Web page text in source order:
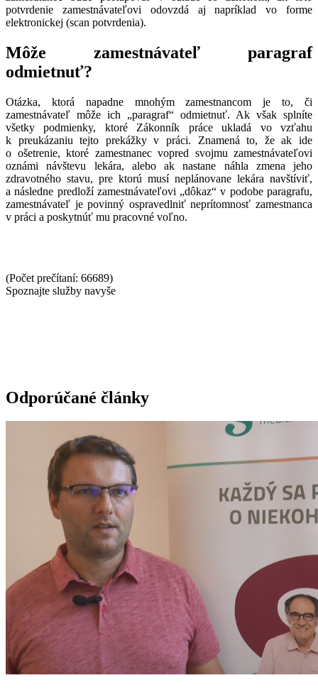
potvrdenie zamestnávateľovi odovzdá aj napríklad vo forme
elektronickej (scan potvrdenia).
Môže zamestnávateľ paragraf
odmietnuť?
Otázka, ktorá napadne mnohým zamestnancom je to, či
zamestnávateľ môže ich „paragraf“ odmietnuť. Ak však splníte
všetky podmienky, ktoré Zákonník práce ukladá vo vzťahu
k preukázaniu tejto prekážky v práci. Znamená to, že ak ide
o ošetrenie, ktoré zamestnanec vopred svojmu zamestnávateľovi
oznámi návštevu lekára, alebo ak nastane náhla zmena jeho
zdravotného stavu, pre ktorú musí neplánovane lekára navštíviť,
a následne predloží zamestnávateľovi „dôkaz“ v podobe paragrafu,
zamestnávateľ je povinný ospravedlniť neprítomnosť zamestnanca
v práci a poskytnúť mu pracovné voľno.
(Počet prečítaní: 66689)
Spoznajte služby navyše
Odporúčané články